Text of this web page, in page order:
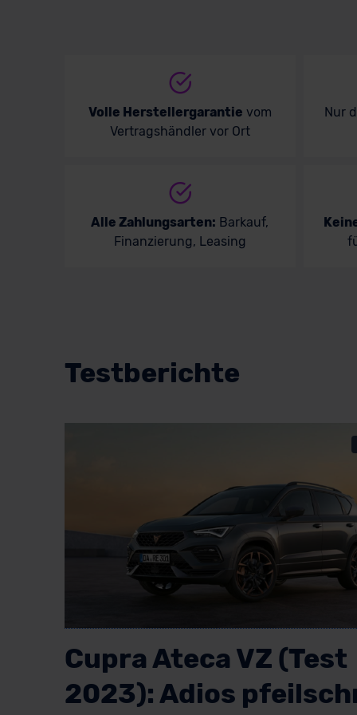
Volle Herstellergarantie vom
Vertragshändler vor Ort
Nur
Alle Zahlungsarten: Barkauf,
Finanzierung, Leasing
Testberichte
Cupra Ateca VZ (Test
2023): Adios